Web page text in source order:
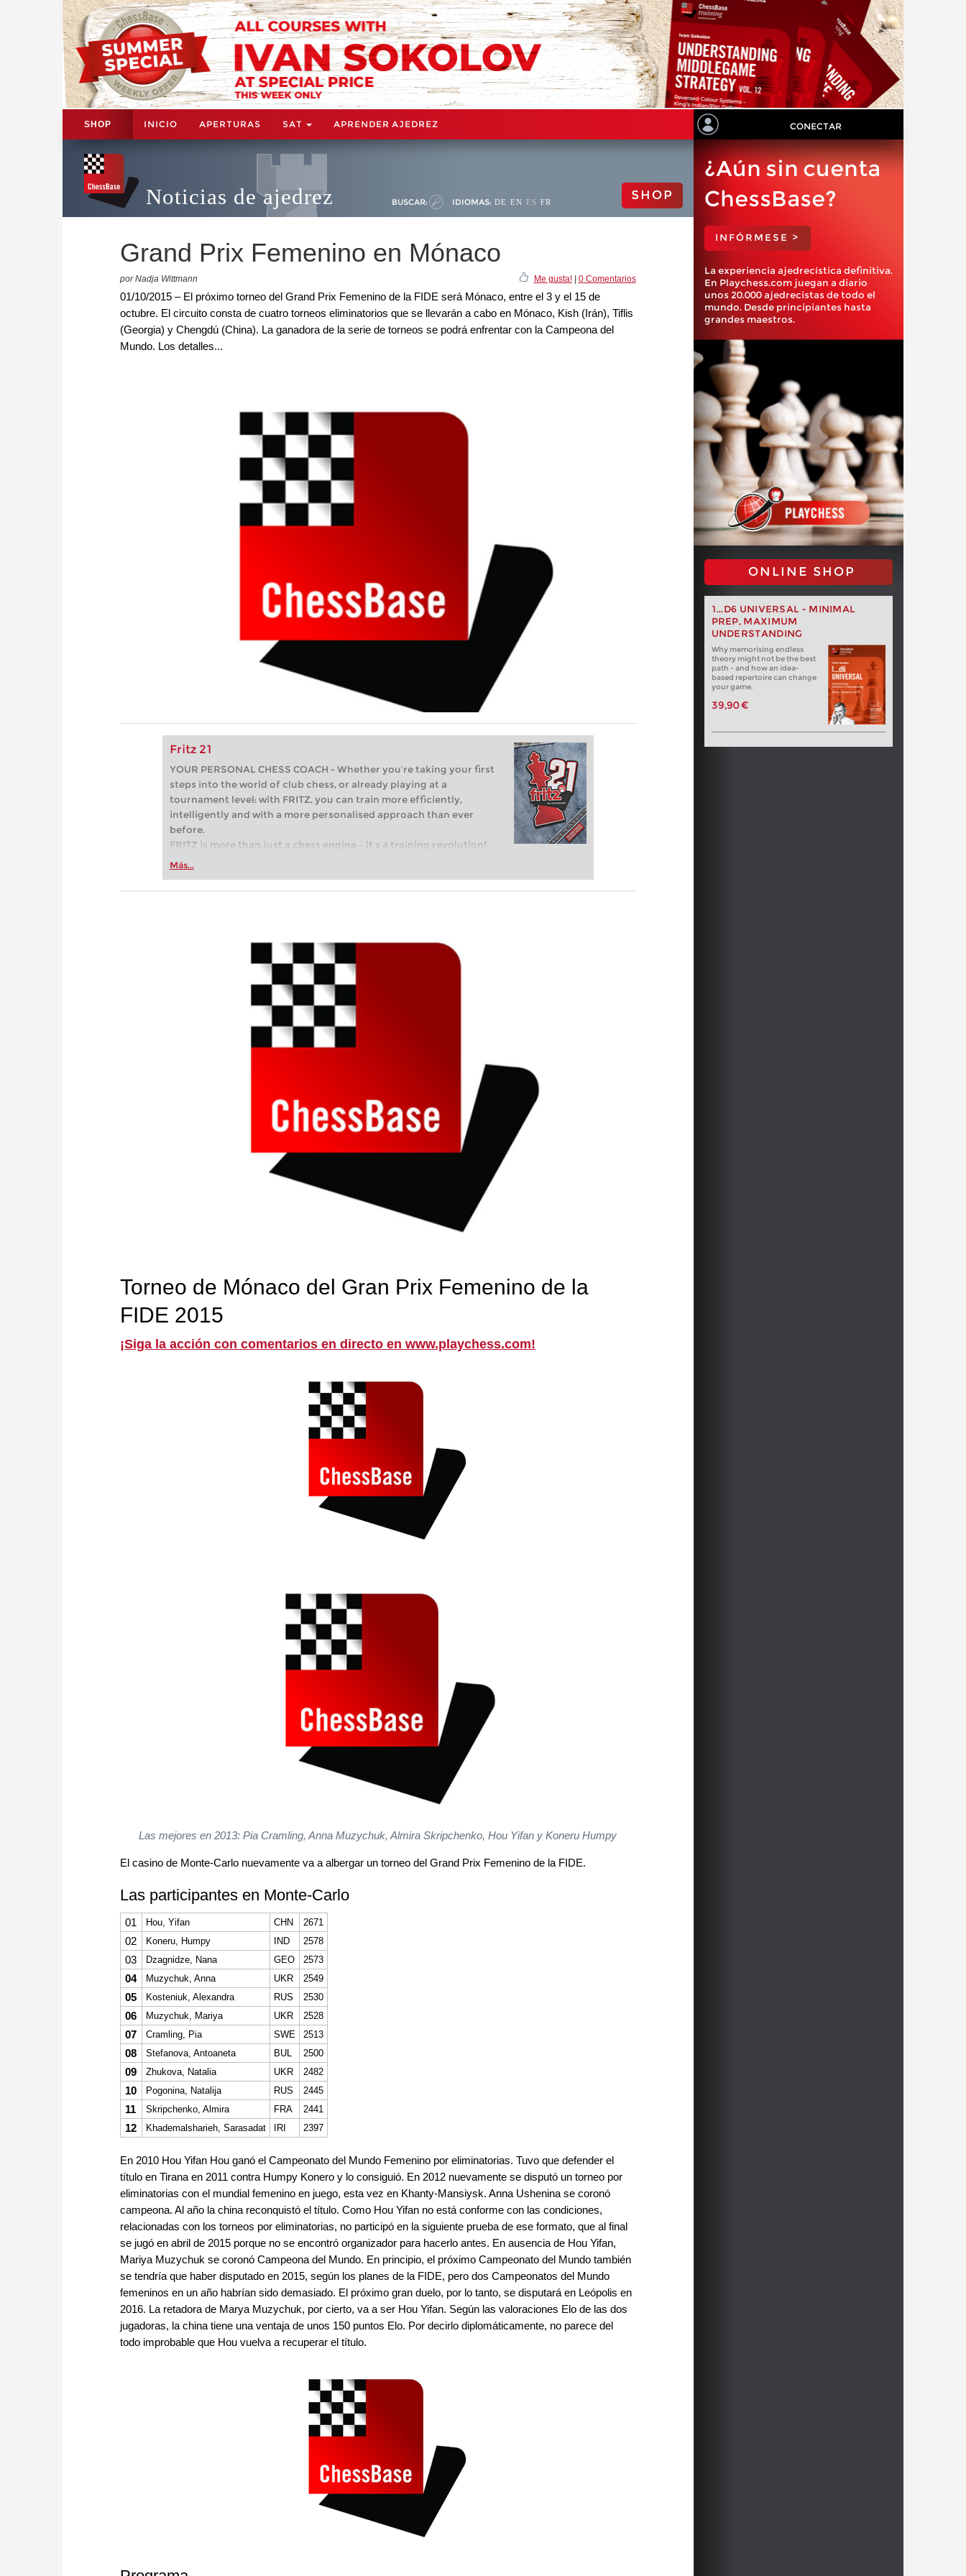
SHOP INICIO APERTURAS SAT APRENDER AJEDREZ CONECTAR
Noticias de ajedrez BUSCAR: IDIOMAS: DE EN ES FR SHOP
Grand Prix Femenino en Mónaco
por Nadja Wittmann Me gusta!| 0 Comentarios
01/10/2015 – El próximo torneo del Grand Prix Femenino de la FIDE será Mónaco, entre el 3 y el 15 de
octubre. El circuito consta de cuatro torneos eliminatorios que se llevarán a cabo en Mónaco, Kish (Irán), Tiflis
(Georgia) y Chengdú (China). La ganadora de la serie de torneos se podrá enfrentar con la Campeona del
Mundo. Los detalles...
Fritz 21
YOUR PERSONAL CHESS COACH - Whether you’re taking your first
steps into the world of club chess, or already playing at a
tournament level: with FRITZ, you can train more efficiently,
intelligently and with a more personalised approach than ever
before.
FRITZ is more than just a chess engine – it’s a training revolution!
Whether you’re taking your first steps into the world of club chess,
more efficiently, intelligently and with a more personalised
Más...
¿Aún sin cuenta
ChessBase?
INFÓRMESE >
La experiencia ajedrecística definitiva.
En Playchess.com juegan a diario
unos 20.000 ajedrecistas de todo el
mundo. Desde principiantes hasta
grandes maestros.
ONLINE SHOP
1...D6 UNIVERSAL - MINIMAL
PREP, MAXIMUM
UNDERSTANDING
Why memorising endless
theory might not be the best
path - and how an idea-
based repertoire can change
your game.
39,90 €
Torneo de Mónaco del Gran Prix Femenino de la
FIDE 2015
¡Siga la acción con comentarios en directo en www.playchess.com!
Las mejores en 2013: Pia Cramling, Anna Muzychuk, Almira Skripchenko, Hou Yifan y Koneru Humpy
El casino de Monte-Carlo nuevamente va a albergar un torneo del Grand Prix Femenino de la FIDE.
Las participantes en Monte-Carlo
01 Hou, Yifan CHN 2671
02 Koneru, Humpy IND 2578
03 Dzagnidze, Nana GEO 2573
04 Muzychuk, Anna UKR 2549
05 Kosteniuk, Alexandra RUS 2530
06 Muzychuk, Mariya UKR 2528
07 Cramling, Pia SWE 2513
08 Stefanova, Antoaneta BUL 2500
09 Zhukova, Natalia UKR 2482
10 Pogonina, Natalija RUS 2445
11 Skripchenko, Almira FRA 2441
12 Khademalsharieh, Sarasadat IRI 2397
En 2010 Hou Yifan Hou ganó el Campeonato del Mundo Femenino por eliminatorias. Tuvo que defender el
título en Tirana en 2011 contra Humpy Konero y lo consiguió. En 2012 nuevamente se disputó un torneo por
eliminatorias con el mundial femenino en juego, esta vez en Khanty-Mansiysk. Anna Ushenina se coronó
campeona. Al año la china reconquistó el título. Como Hou Yifan no está conforme con las condiciones,
relacionadas con los torneos por eliminatorias, no participó en la siguiente prueba de ese formato, que al final
se jugó en abril de 2015 porque no se encontró organizador para hacerlo antes. En ausencia de Hou Yifan,
Mariya Muzychuk se coronó Campeona del Mundo. En principio, el próximo Campeonato del Mundo también
se tendría que haber disputado en 2015, según los planes de la FIDE, pero dos Campeonatos del Mundo
femeninos en un año habrían sido demasiado. El próximo gran duelo, por lo tanto, se disputará en Leópolis en
2016. La retadora de Marya Muzychuk, por cierto, va a ser Hou Yifan. Según las valoraciones Elo de las dos
jugadoras, la china tiene una ventaja de unos 150 puntos Elo. Por decirlo diplomáticamente, no parece del
todo improbable que Hou vuelva a recuperar el título.